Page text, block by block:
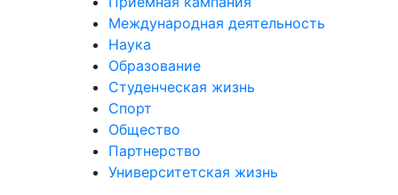
Международная деятельность
Наука
Образование
Студенческая жизнь
Спорт
Общество
Партнерство
Университетская жизнь